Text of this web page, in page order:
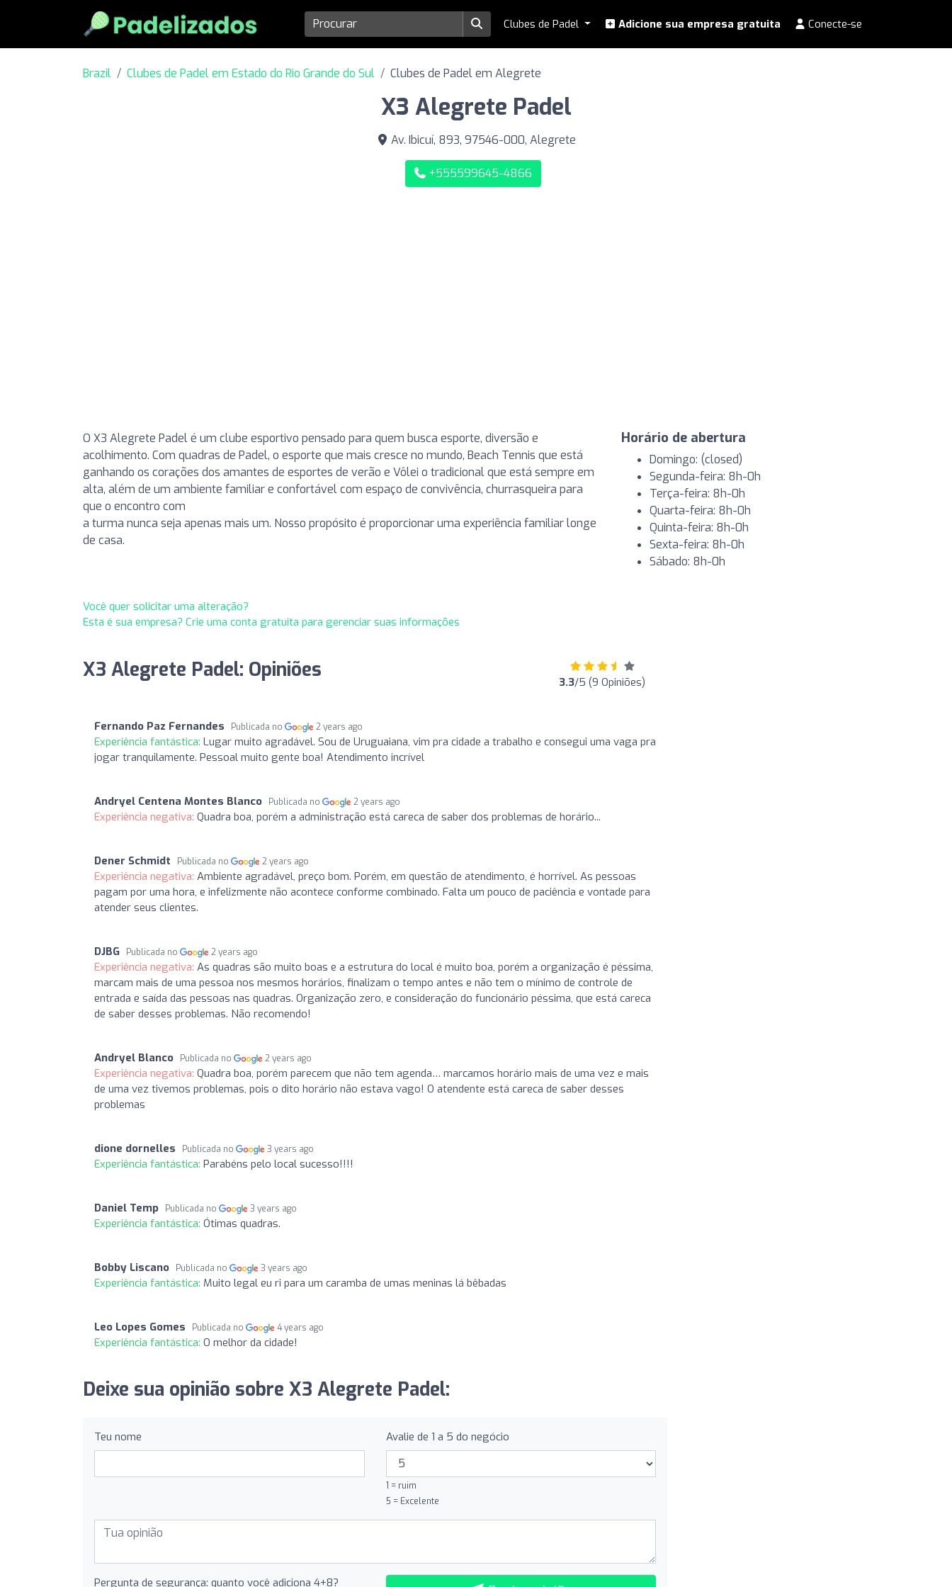
Clubes de Padel Adicione sua empresa gratuita Conecte-se
Brazil Clubes de Padel em Estado do Rio Grande do Sul Clubes de Padel em Alegrete
X3 Alegrete Padel
Av. Ibicuí, 893, 97546-000, Alegrete
+555599645-4866
O X3 Alegrete Padel é um clube esportivo pensado para quem busca esporte, diversão e
acolhimento. Com quadras de Padel, o esporte que mais cresce no mundo, Beach Tennis que está
ganhando os corações dos amantes de esportes de verão e Vôlei o tradicional que está sempre em
alta, além de um ambiente familiar e confortável com espaço de convivência, churrasqueira para
que o encontro com
a turma nunca seja apenas mais um. Nosso propósito é proporcionar uma experiência familiar longe
de casa.
Horário de abertura
Domingo: (closed)
Segunda-feira: 8h-0h
Terça-feira: 8h-0h
Quarta-feira: 8h-0h
Quinta-feira: 8h-0h
Sexta-feira: 8h-0h
Sábado: 8h-0h
Você quer solicitar uma alteração?
Esta é sua empresa? Crie uma conta gratuita para gerenciar suas informações
X3 Alegrete Padel: Opiniões 3.3/5 (9 Opiniões)
Fernando Paz Fernandes Publicada no 2 years ago
Experiência fantástica: Lugar muito agradável. Sou de Uruguaiana, vim pra cidade a trabalho e consegui uma vaga pra
jogar tranquilamente. Pessoal muito gente boa! Atendimento incrível
Andryel Centena Montes Blanco Publicada no 2 years ago
Experiência negativa: Quadra boa, porém a administração está careca de saber dos problemas de horário...
Dener Schmidt Publicada no 2 years ago
Experiência negativa: Ambiente agradável, preço bom. Porém, em questão de atendimento, é horrível. As pessoas
pagam por uma hora, e infelizmente não acontece conforme combinado. Falta um pouco de paciência e vontade para
atender seus clientes.
DJBG Publicada no 2 years ago
Experiência negativa: As quadras são muito boas e a estrutura do local é muito boa, porém a organização é péssima,
marcam mais de uma pessoa nos mesmos horários, finalizam o tempo antes e não tem o mínimo de controle de
entrada e saída das pessoas nas quadras. Organização zero, e consideração do funcionário péssima, que está careca
de saber desses problemas. Não recomendo!
Andryel Blanco Publicada no 2 years ago
Experiência negativa: Quadra boa, porém parecem que não tem agenda… marcamos horário mais de uma vez e mais
de uma vez tivemos problemas, pois o dito horário não estava vago! O atendente está careca de saber desses
problemas
dione dornelles Publicada no 3 years ago
Experiência fantástica: Parabéns pelo local sucesso!!!!
Daniel Temp Publicada no 3 years ago
Experiência fantástica: Ótimas quadras.
Bobby Liscano Publicada no 3 years ago
Experiência fantástica: Muito legal eu ri para um caramba de umas meninas lá bêbadas
Leo Lopes Gomes Publicada no 4 years ago
Experiência fantástica: O melhor da cidade!
Deixe sua opinião sobre X3 Alegrete Padel:
Teu nome Avalie de 1 a 5 do negócio
1 = ruim
5 = Excelente
Pergunta de segurança: quanto você adiciona 4+8?